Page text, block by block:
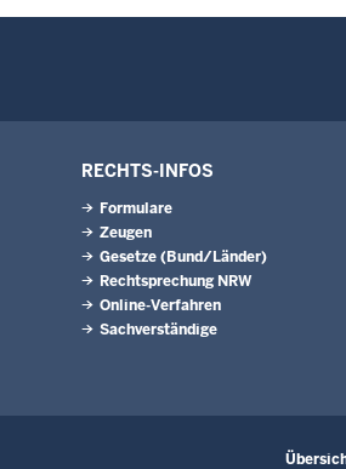
RECHTS-INFOS
Formulare
Zeugen
Gesetze (Bund/Länder)
Rechtsprechung NRW
Online-Verfahren
Sachverständige